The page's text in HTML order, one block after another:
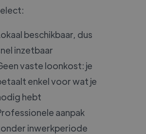
beschikbaar, dus
inzetbaar
vaste loonkost: je
enkel voor wat je
hebt
aanpak
inwerkperiode